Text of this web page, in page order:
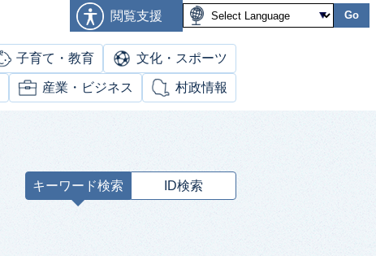
閲覧支援 Go
子育て・教育 文化・スポーツ
産業・ビジネス 村政情報
キーワード検索 ID検索